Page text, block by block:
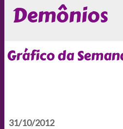
Demônios
Gráfico da
31/10/2012